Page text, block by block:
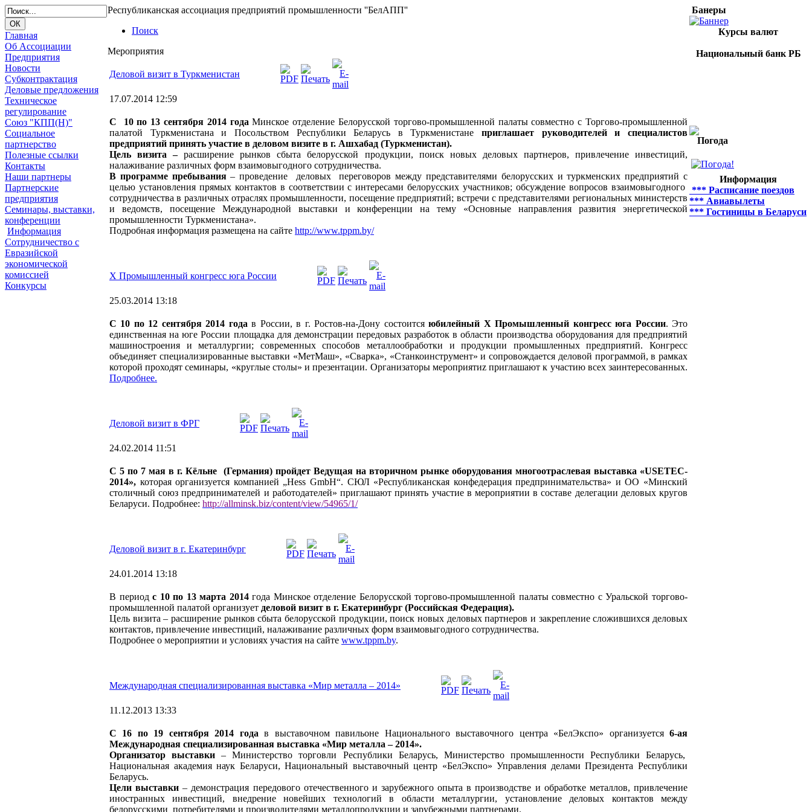
Главная
Об Ассоциации
Предприятия
Новости
Субконтрактация
Деловые предложения
Техническое
регулирование
Союз "КПП(Н)"
Социальное
партнерство
Полезные ссылки
Контакты
Наши партнеры
Партнерские
предприятия
Семинары, выставки,
конференции
Информация
Сотрудничество с
Евразийской
экономической
комиссией
Конкурсы
Республиканская ассоциация предприятий промышленности ''БелАПП''
Поиск
Мероприятия
Деловой визит в Туркменистан
17.07.2014 12:59
С 10 по 13 сентября 2014 года Минское отделение Белорусской торгово-промышленной палаты совместно с Торгово-промышленной
палатой Туркменистана и Посольством Республики Беларусь в Туркменистанеприглашает руководителей и специалистов
предприятий принять участие в деловом визите в г. Ашхабад (Туркменистан).
Цель визита –расширение рынков сбыта белорусской продукции, поиск новых деловых партнеров, привлечение инвестиций,
налаживание различных форм взаимовыгодного сотрудничества.
В программе пребывания– проведение деловых переговоров между представителями белорусских и туркменских предприятий с
целью установления прямых контактов в соответствии с интересами белорусских участников; обсуждение вопросов взаимовыгодного
сотрудничества в различных отраслях промышленности, посещение предприятий; встречи с представителями региональных министерств
и ведомств, посещение Международной выставки и конференции на тему «Основные направления развития энергетической
промышленности Туркменистана».
Подробная информация размещена на сайте http://www.tppm.by/
Х Промышленный конгресс юга России
25.03.2014 13:18
С 10 по 12 сентября 2014 года в России, в г. Ростов-на-Дону состоитсяюбилейный Х Промышленный конгресс юга России. Это
единственная на юге России площадка для демонстрации передовых разработок в области производства оборудования для предприятий
машиностроения и металлургии; современных способов металлообработки и продукции промышленных предприятий. Конгресс
объединяет специализированные выставки «МетМаш», «Сварка», «Станкоинструмент» и сопровождается деловой программой, в рамках
которой проходят семинары, «круглые столы» и презентации. Организаторы мероприятиz приглашают к участию всех заинтересованных.
Подробнее.
Деловой визит в ФРГ
24.02.2014 11:51
С 5 по 7 мая в г. Кёльне (Германия) пройдет Ведущая на вторичном рынке оборудования многоотраслевая выставка «USETEC-
2014», которая организуется компанией „Hess GmbH“. СЮЛ «Республиканская конфедерация предпринимательства» и ОО «Минский
столичный союз предпринимателей и работодателей» приглашают принять участие в мероприятии в составе делегации деловых кругов
Беларуси. Подробнее: http://allminsk.biz/content/view/54965/1/
Деловой визит в г. Екатеринбург
24.01.2014 13:18
В периодс 10 по 13 марта 2014года Минское отделение Белорусской торгово-промышленной палаты совместно с Уральской торгово-
промышленной палатой организует деловой визит в г. Екатеринбург (Российская Федерация).
Цель визита – расширение рынков сбыта белорусской продукции, поиск новых деловых партнеров и закрепление сложившихся деловых
контактов, привлечение инвестиций, налаживание различных форм взаимовыгодного сотрудничества.
Подробнее о мероприятии и условиях участия на сайте www.tppm.by.
Международная специализированная выставка «Мир металла – 2014»
11.12.2013 13:33
С 16 по 19 сентября 2014 года в выставочном павильоне Национального выставочного центра «БелЭкспо» организуется6-ая
Международная специализированная выставка «Мир металла – 2014».
Организатор выставки – Министерство торговли Республики Беларусь, Министерство промышленности Республики Беларусь,
Национальная академия наук Беларуси, Национальный выставочный центр «БелЭкспо» Управления делами Президента Республики
Беларусь.
Цели выставки – демонстрация передового отечественного и зарубежного опыта в производстве и обработке металлов, привлечение
иностранных инвестиций, внедрение новейших технологий в области металлургии, установление деловых контактов между
белорусскими потребителями и производителями металлопродукции и зарубежными партнерами.
Банеры
Курсы валют
Национальный банк РБ
Погода
Информация
*** Расписание поездов
*** Авиавылеты
*** Гостиницы в Беларуси